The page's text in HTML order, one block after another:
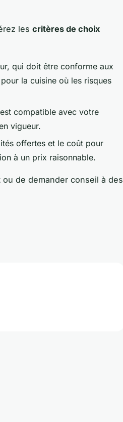
les critères de choix
qui doit être conforme aux
la cuisine où les risques
compatible avec votre
vigueur.
offertes et le coût pour
à un prix raisonnable.
ou de demander conseil à des